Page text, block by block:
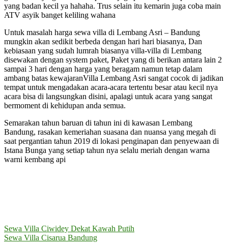
yang badan kecil ya hahaha. Trus selain itu kemarin juga coba main
ATV asyik banget keliling wahana
Untuk masalah harga sewa villa di Lembang Asri – Bandung
mungkin akan sedikit berbeda dengan hari hari biasanya, Dan
kebiasaan yang sudah lumrah biasanya villa-villa di Lembang
disewakan dengan system paket, Paket yang di berikan antara lain 2
sampai 3 hari dengan harga yang beragam namun tetap dalam
ambang batas kewajaranVilla Lembang Asri sangat cocok di jadikan
tempat untuk mengadakan acara-acara tertentu besar atau kecil nya
acara bisa di langsungkan disini, apalagi untuk acara yang sangat
bermoment di kehidupan anda semua.
Semarakan tahun baruan di tahun ini di kawasan Lembang
Bandung, rasakan kemeriahan suasana dan nuansa yang megah di
saat pergantian tahun 2019 di lokasi penginapan dan penyewaan di
Istana Bunga yang setiap tahun nya selalu meriah dengan warna
warni kembang api
Navigasi
pos
Sewa Villa Ciwidey Dekat Kawah Putih
Sewa Villa Cisarua Bandung